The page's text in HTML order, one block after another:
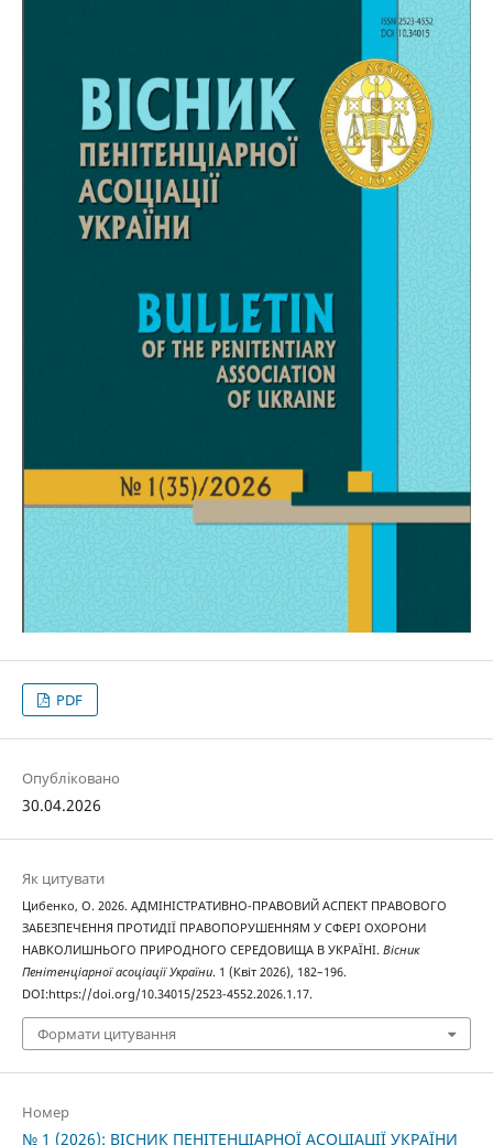
PDF
Опубліковано
30.04.2026
Як цитувати
Цибенко, О. 2026. АДМІНІСТРАТИВНО-ПРАВОВИЙ АСПЕКТ ПРАВОВОГО
ЗАБЕЗПЕЧЕННЯ ПРОТИДІЇ ПРАВОПОРУШЕННЯМ У СФЕРІ ОХОРОНИ
НАВКОЛИШНЬОГО ПРИРОДНОГО СЕРЕДОВИЩА В УКРАЇНІ. Вісник
Пенітенціарної асоціації України. 1 (Квіт 2026), 182–196.
DOI:https://doi.org/10.34015/2523-4552.2026.1.17.
Формати цитування
Номер
№ 1 (2026): ВІСНИК ПЕНІТЕНЦІАРНОЇ АСОЦІАЦІЇ УКРАЇНИ